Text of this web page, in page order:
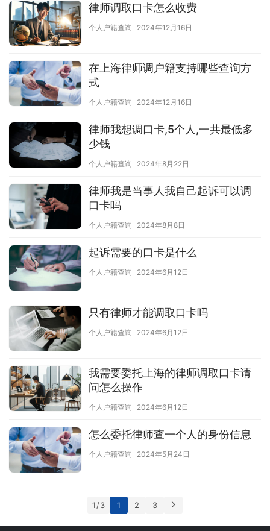
律师调取口卡怎么收费
个人户籍查询 2024年12月16日
在上海律师调户籍支持哪些查询方
式
个人户籍查询 2024年12月16日
律师我想调口卡,5个人,一共最低多
少钱
个人户籍查询 2024年8月22日
律师我是当事人我自己起诉可以调
口卡吗
个人户籍查询 2024年8月8日
起诉需要的口卡是什么
个人户籍查询 2024年6月12日
只有律师才能调取口卡吗
个人户籍查询 2024年6月12日
我需要委托上海的律师调取口卡请
问怎么操作
个人户籍查询 2024年6月12日
怎么委托律师查一个人的身份信息
个人户籍查询 2024年5月24日
1 / 3 1 2 3